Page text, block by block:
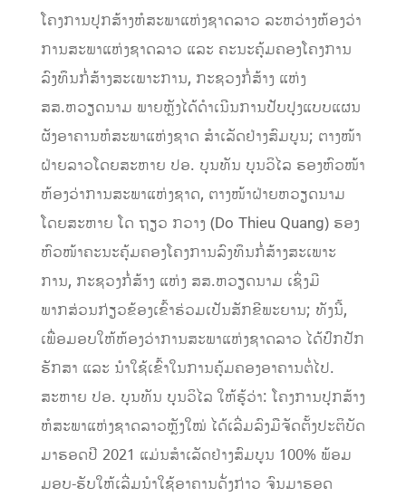
ໂຄງການປຸກສ້າງຫໍສະພາແຫ່ງຊາດລາວ ລະຫວ່າງຫ້ອງວ່າ
ການສະພາແຫ່ງຊາດລາວ ແລະ ຄະນະຄຸ້ມຄອງໂຄງການ
ລົງທຶນກໍ່ສ້າງສະເພາະການ, ກະຊວງກໍ່ສ້າງ ແຫ່ງ
ສສ.ຫວຽດນາມ ພາຍຫຼັງໄດ້ດໍາເນີນການປັບປຸງແບບແຜນ
ຜັງອາຄານຫໍສະພາແຫ່ງຊາດ ສໍາເລັດຢ່າງສົມບູນ; ຕາງໜ້າ
ຝ່າຍລາວໂດຍສະຫາຍ ປອ. ບຸນທັນ ບຸນວິໄລ ຮອງຫົວໜ້າ
ຫ້ອງວ່າການສະພາແຫ່ງຊາດ, ຕາງໜ້າຝ່າຍຫວຽດນາມ
ໂດຍສະຫາຍ ໂດ ຖຽວ ກວາງ (Do Thieu Quang) ຮອງ
ຫົວໜ້າຄະນະຄຸ້ມຄອງໂຄງການລົງທຶນກໍ່ສ້າງສະເພາະ
ການ, ກະຊວງກໍ່ສ້າງ ແຫ່ງ ສສ.ຫວຽດນາມ ເຊິ່ງມີ
ພາກສ່ວນກ່ຽວຂ້ອງເຂົ້າຮ່ວມເປັນສັກຂີພະຍານ; ທັງນີ້,
ເພື່ອມອບໃຫ້ຫ້ອງວ່າການສະພາແຫ່ງຊາດລາວ ໄດ້ປົກປັກ
ຮັກສາ ແລະ ນໍາໃຊ້ເຂົ້າໃນການຄຸ້ມຄອງອາຄານຕໍ່ໄປ.
ສະຫາຍ ປອ. ບຸນທັນ ບຸນວິໄລ ໃຫ້ຮູ້ວ່າ: ໂຄງການປຸກສ້າງ
ຫໍສະພາແຫ່ງຊາດລາວຫຼັງໃໝ່ ໄດ້ເລີ່ມລົງມືຈັດຕັ້ງປະຕິບັດ
ມາຮອດປີ 2021 ແມ່ນສໍາເລັດຢ່າງສົມບູນ 100% ພ້ອມ
ມອບ-ຮັບໃຫ້ເລີ່ມນໍາໃຊ້ອາຄານດັ່ງກ່າວ ຈົນມາຮອດ